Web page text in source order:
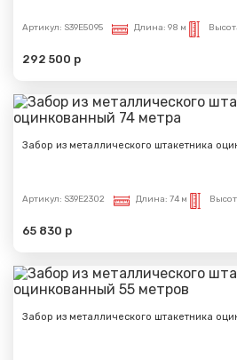
Артикул: S39E5095 Длина: 98 м
292 500 р
Забор из металлического штакетника
Артикул: S39E2302 Длина: 74 м
65 830 р
Забор из металлического штакетника
Спасибо за обращение, наш